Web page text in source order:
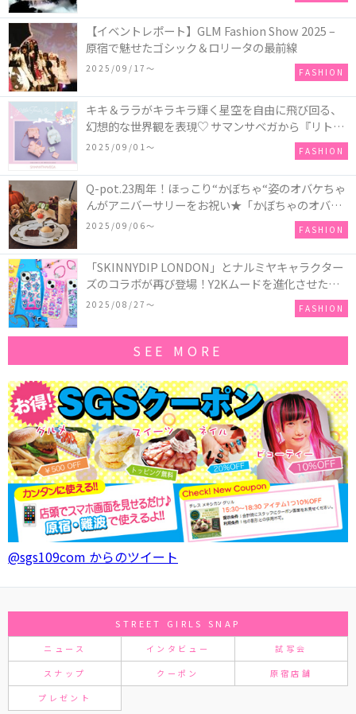
【イベントレポート】GLM Fashion Show 2025 –
原宿で魅せたゴシック＆ロリータの最前線
2025/09/17〜 FASHION
キキ＆ララがキラキラ輝く星空を自由に飛び回る、
幻想的な世界観を表現♡ サマンサベガから『リトル
ツインスターズ』50周年アニバーサリーイヤー』を
2025/09/01〜 FASHION
Q-pot.23周年！ほっこり“かぼちゃ“姿のオバケちゃ
んがアニバーサリーをお祝い★「かぼちゃのオバケ
ーキアクセサリー」が新発売！Q-pot CAFE.では
「かぼちゃのオバケーキプレート」も登場
2025/09/06〜 FASHION
「SKINNYDIP LONDON」とナルミヤキャラクター
ズのコラボが再び登場！Y2Kムードを進化させた新
作コレクションを発売♪
2025/08/27〜 FASHION
SEE MORE
@sgs109com からのツイート
STREET GIRLS SNAP
ニュース インタビュー 試写会
スナップ クーポン 原宿店舗
プレゼント